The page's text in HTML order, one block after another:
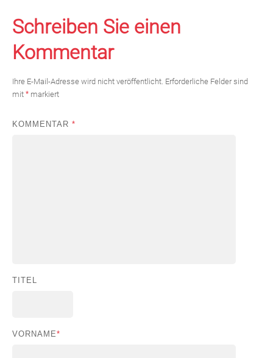
Schreiben Sie einen
Kommentar
Ihre E-Mail-Adresse wird nicht veröffentlicht. Erforderliche Felder sind
mit * markiert
KOMMENTAR *
TITEL
VORNAME*